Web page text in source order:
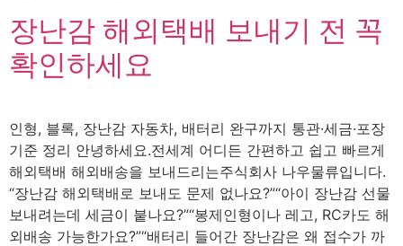
장난감 해외택배 보내기 전 꼭
확인하세요
인형, 블록, 장난감 자동차, 배터리 완구까지 통관·세금·포장
기준 정리 안녕하세요.전세계 어디든 간편하고 쉽고 빠르게
해외택배 해외배송을 보내드리는주식회사 나우물류입니다.
“장난감 해외택배로 보내도 문제 없나요?”“아이 장난감 선물
보내려는데 세금이 붙나요?”“봉제인형이나 레고, RC카도 해
외배송 가능한가요?”“배터리 들어간 장난감은 왜 접수가 까